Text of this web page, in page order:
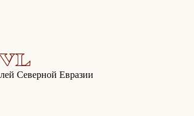
Северной Евразии